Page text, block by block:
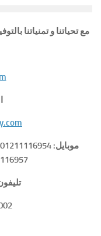
مع تحياتنا و تمنياتنا
01211116958
تليفون
002 كود مصر قبل